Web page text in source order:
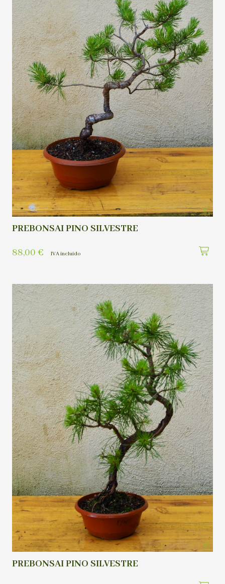
PREBONSAI PINO SILVESTRE
88,00 € IVA incluído
PREBONSAI PINO SILVESTRE